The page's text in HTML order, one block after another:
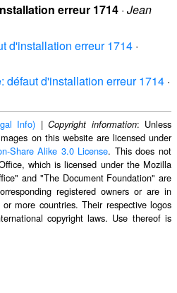
erreur 1714 · Jean
d'installation erreur 1714 ·
défaut d'installation erreur 1714 ·
Info) |Copyright information: Unless
on this website are licensed under
Share Alike 3.0 License. This does not
which is licensed under the Mozilla
and "The Document Foundation" are
registered owners or are in
more countries. Their respective logos
copyright laws. Use thereof is